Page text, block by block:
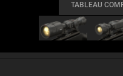
TABLEAU